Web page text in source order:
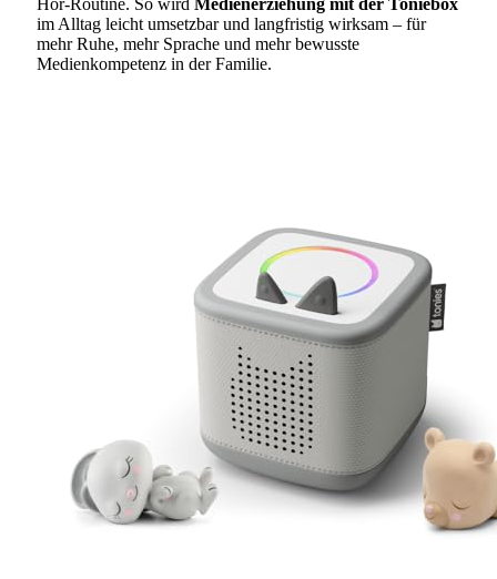
Hör-Routine. So wird Medienerziehung mit der Toniebox
im Alltag leicht umsetzbar und langfristig wirksam – für
mehr Ruhe, mehr Sprache und mehr bewusste
Medienkompetenz in der Familie.